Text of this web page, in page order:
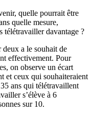
quelle pourrait être
quelle mesure,
télétravailler davantage ?
deux a le souhait de
effectivement. Pour
on observe un écart
et ceux qui souhaiteraient
ans qui télétravaillent
s’élève à 6
sur 10.